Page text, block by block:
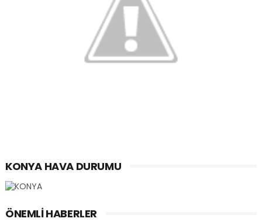
KONYA HAVA DURUMU
ÖNEMLI HABERLER